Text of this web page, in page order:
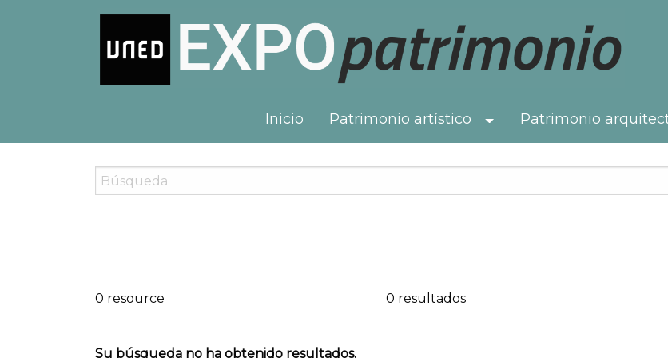
Inicio Patrimonio artístico Toggle Dropdown
Patrimonio
0 resource 0 resultados
Su búsqueda no ha obtenido resultados.